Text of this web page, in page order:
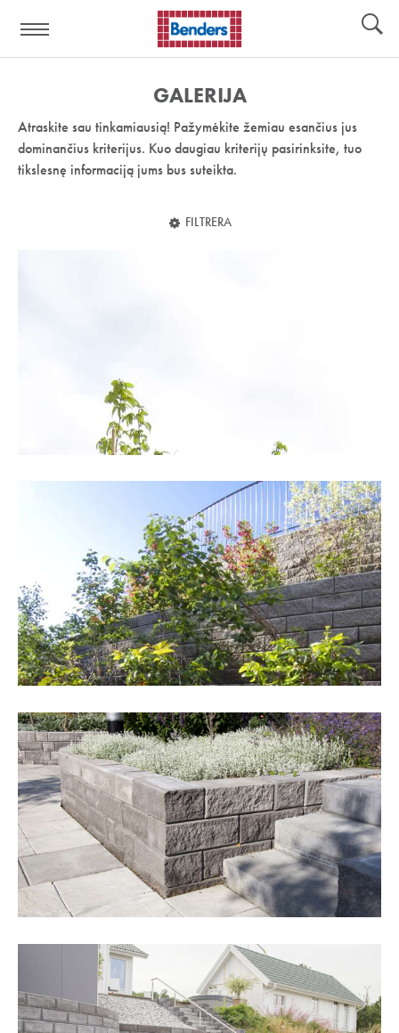
nuoroda:
GALERIJA
Atraskite sau tinkamiausią! Pažymėkite žemiau esančius jus
dominančius kriterijus. Kuo daugiau kriterijų pasirinksite, tuo
tikslesnę informaciją jums bus suteikta.
FILTRERA